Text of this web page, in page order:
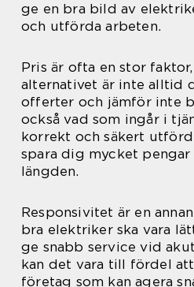
ge en bra bild av
och utförda arbeten.
Pris är ofta en stor
alternativet är inte alltid
offerter och jämför inte
också vad som ingår i
korrekt och säkert
spara dig mycket pengar
längden.
Responsivitet är en
bra elektriker ska vara
ge snabb service vid
kan det vara till fördel
företag som kan agera